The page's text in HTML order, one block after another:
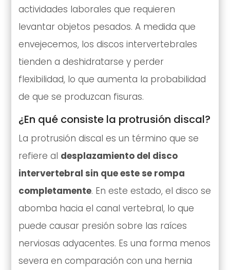
actividades laborales que requieren
levantar objetos pesados. A medida que
envejecemos, los discos intervertebrales
tienden a deshidratarse y perder
flexibilidad, lo que aumenta la probabilidad
de que se produzcan fisuras.
¿En qué consiste la protrusión discal?
La protrusión discal es un término que se
refiere al desplazamiento del disco
intervertebral sin que este se rompa
completamente. En este estado, el disco se
abomba hacia el canal vertebral, lo que
puede causar presión sobre las raíces
nerviosas adyacentes. Es una forma menos
severa en comparación con una hernia